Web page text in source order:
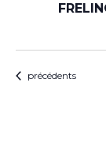
Évènements
précédents